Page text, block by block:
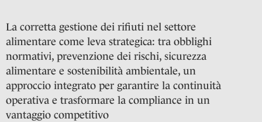
La corretta gestione dei rifiuti nel settore
alimentare come leva strategica: tra obblighi
normativi, prevenzione dei rischi, sicurezza
alimentare e sostenibilità ambientale, un
approccio integrato per garantire la continuità
operativa e trasformare la compliance in un
vantaggio competitivo